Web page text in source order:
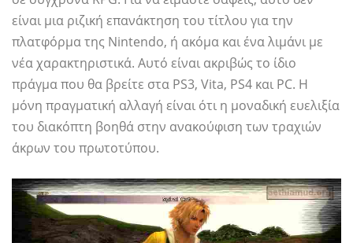
είναι μια ριζική επανάκτηση του τίτλου για την
πλατφόρμα της Nintendo, ή ακόμα και ένα λιμάνι με
νέα χαρακτηριστικά. Αυτό είναι ακριβώς το ίδιο
πράγμα που θα βρείτε στα PS3, Vita, PS4 και PC. Η
μόνη πραγματική αλλαγή είναι ότι η μοναδική ευελιξία
του διακόπτη βοηθά στην ανακούφιση των τραχιών
άκρων του πρωτοτύπου.